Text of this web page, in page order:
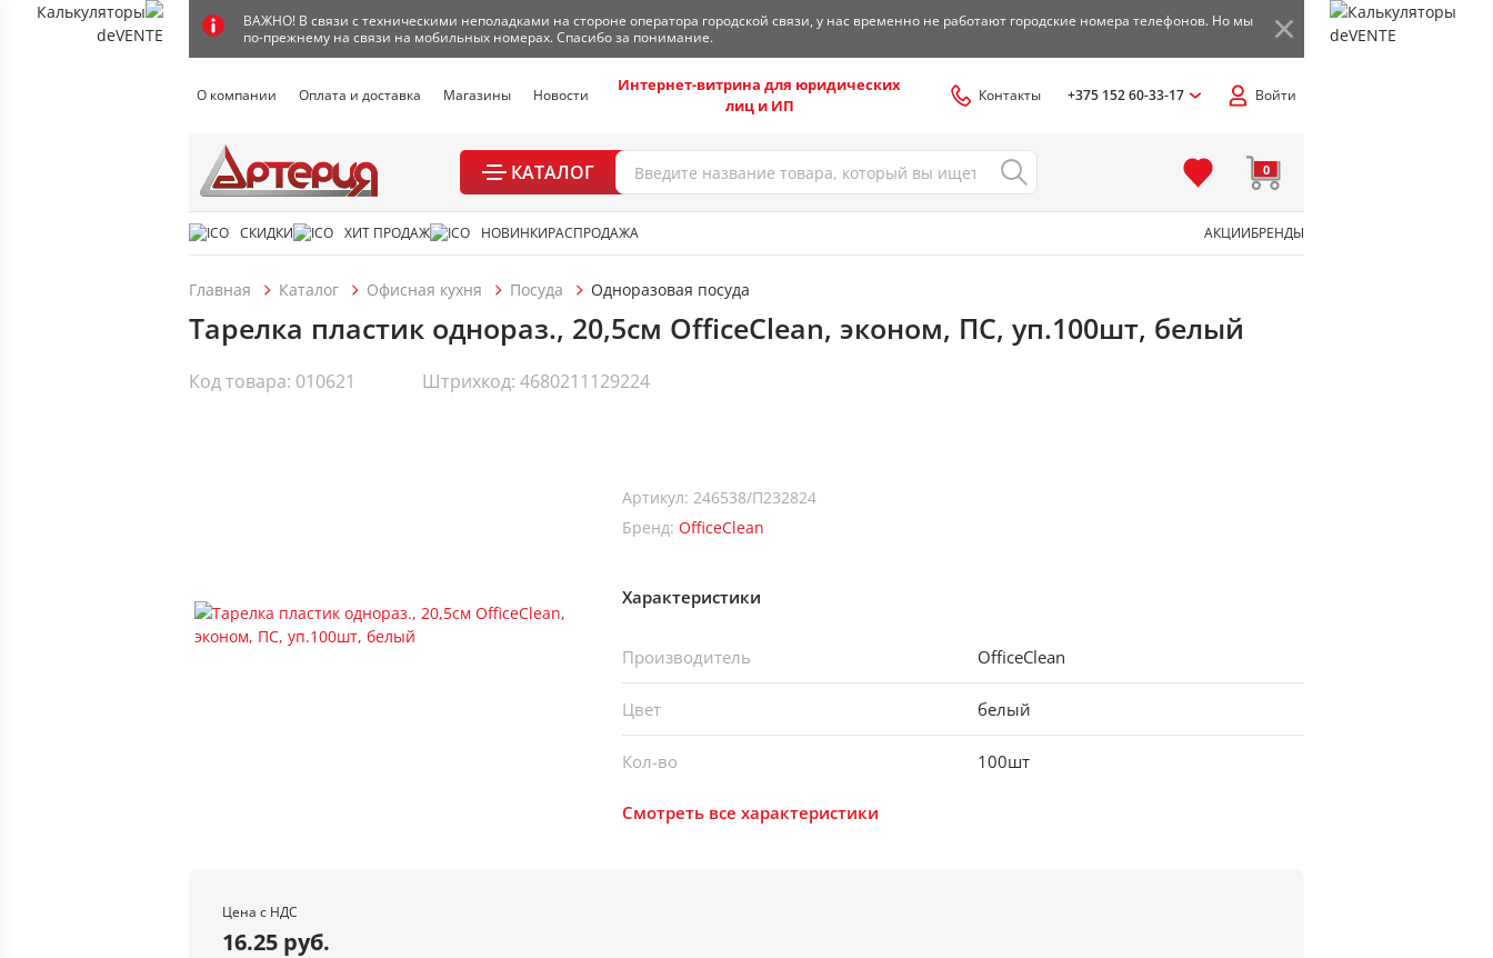
ВАЖНО! В связи с техническими неполадками на стороне оператора городской связи, у нас временно не работают городские номера телефонов. Но мы
по-прежнему на связи на мобильных номерах. Спасибо за понимание.
О компании Оплата и доставка Магазины Новости
Интернет-витрина для юридических
лиц и ИП
Контакты +375 152 60-33-17 Войти
КАТАЛОГ 0
СКИДКИ ХИТ ПРОДАЖ НОВИНКИРАСПРОДАЖА АКЦИИБРЕНДЫ
Главная Каталог Офисная кухня Посуда Одноразовая посуда
Тарелка пластик однораз., 20,5см OfficeClean, эконом, ПС, уп.100шт, белый
Код товара: 010621 Штрихкод: 4680211129224
Артикул: 246538/П232824
Бренд: OfficeClean
Характеристики
Производитель OfficeClean
Цвет белый
Кол-во 100шт
Смотреть все характеристики
Цена с НДС
16.25 руб.